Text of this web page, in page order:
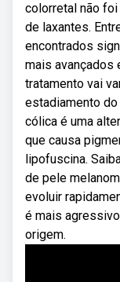
colorretal não
de laxantes.
encontrados
mais avançados
tratamento vai
estadiamento
cólica é uma
que causa
lipofuscina.
de pele
evoluir
é mais
origem.